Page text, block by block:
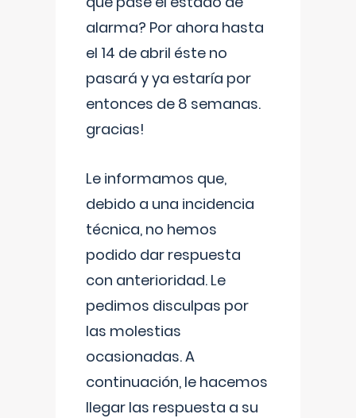
alarma? Por ahora hasta
el 14 de abril éste no
pasará y ya estaría por
entonces de 8 semanas.
gracias!
Le informamos que,
debido a una incidencia
técnica, no hemos
podido dar respuesta
con anterioridad. Le
pedimos disculpas por
las molestias
ocasionadas. A
continuación, le hacemos
llegar las respuesta a su